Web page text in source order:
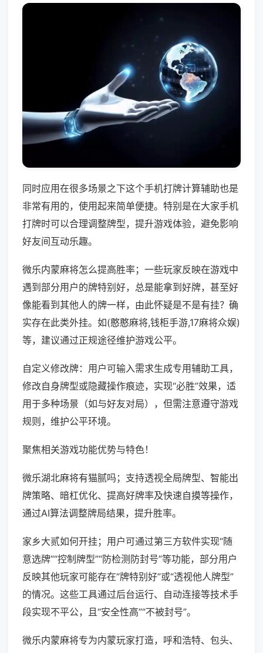
同时应用在很多场景之下这个手机打牌计算辅助也是
非常有用的，使用起来简单便捷。特别是在大家手机
打牌时可以合理调整牌型，提升游戏体验，避免影响
好友间互动乐趣。
微乐内蒙麻将怎么提高胜率；一些玩家反映在游戏中
遇到部分用户的牌特别好，总是能拿到好牌，甚至好
像能看到其他人的牌一样，由此怀疑是不是有挂？确
实存在此类外挂。如(憨憨麻将,钱柜手游,17麻将众娱)
等，建议通过正规途径维护游戏公平。
自定义修改牌：用户可输入需求生成专用辅助工具，
修改自身牌型或隐藏操作痕迹，实现“必胜”效果，适
用于多种场景（如与好友对局），但需注意遵守游戏
规则，维护公平环境。
聚焦相关游戏功能优势与特色！
微乐湖北麻将有猫腻吗；支持透视全局牌型、智能出
牌策略、暗杠优化、提高好牌率及快速自摸等操作，
通过AI算法调整牌局结果，提升胜率。
家乡大贰如何开挂；用户可通过第三方软件实现“随
意选牌”“控制牌型”“防检测防封号”等功能，部分用户
反映其他玩家可能存在“牌特别好”或“透视他人牌型”
的情况。这些工具通过后台运行、自动连接等技术手
段实现不平公，且“安全性高”“不被封号”。
微乐内蒙麻将专为内蒙玩家打造，呼和浩特、包头、